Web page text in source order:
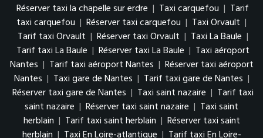
Réserver taxi la chapelle sur erdre | Taxi carquefou | Tarif
taxi carquefou | Réserver taxi carquefou | Taxi Orvault |
Tarif taxi Orvault | Réserver taxi Orvault | Taxi La Baule |
Tarif taxi La Baule | Réserver taxi La Baule | Taxi aéroport
Nantes | Tarif taxi aéroport Nantes | Réserver taxi aéroport
Nantes | Taxi gare de Nantes | Tarif taxi gare de Nantes |
Réserver taxi gare de Nantes | Taxi saint nazaire | Tarif taxi
saint nazaire | Réserver taxi saint nazaire | Taxi saint
herblain | Tarif taxi saint herblain | Réserver taxi saint